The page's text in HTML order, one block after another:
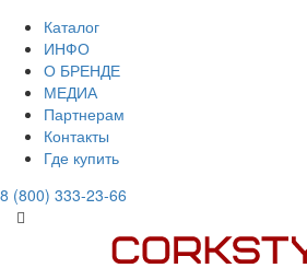
Каталог
ИНФО
О БРЕНДЕ
МЕДИА
Партнерам
Контакты
Где купить
8 (800) 333-23-66